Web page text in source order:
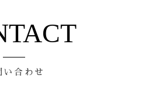
い合わせ